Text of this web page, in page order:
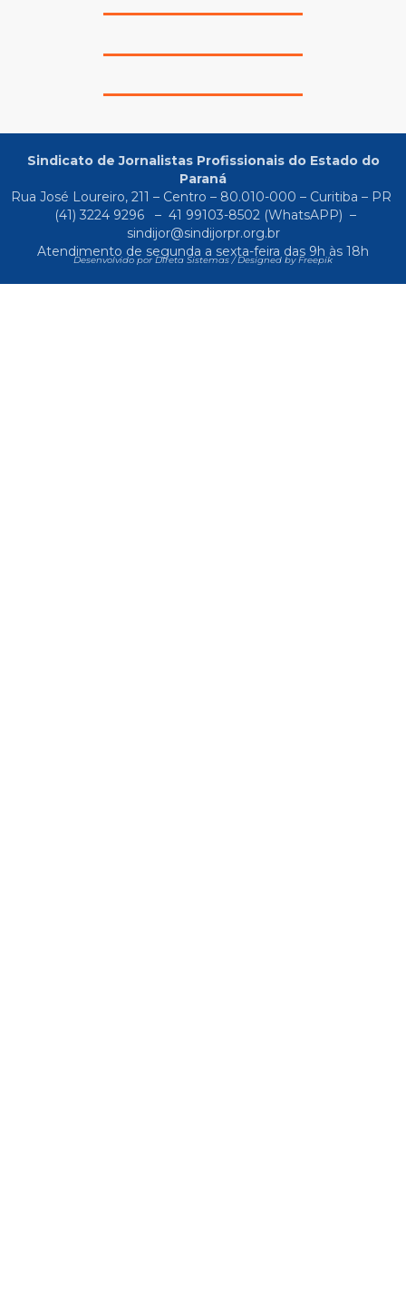
Sindicato de Jornalistas Profissionais do Estado do
Paraná
Rua José Loureiro, 211 – Centro – 80.010-000 – Curitiba – PR
(41) 3224 9296
– 41 99103-8502(WhatsAPP) –
sindijor@sindijorpr.org.br
Atendimento de segunda a sexta-feira das 9h às 18h
Desenvolvido por Direta Sistemas /Designed by Freepik